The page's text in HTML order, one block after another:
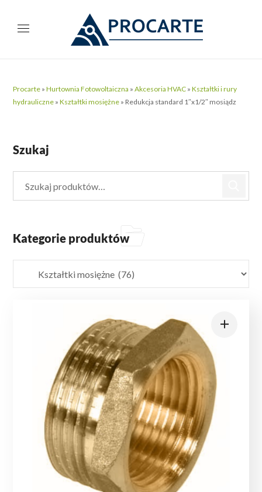
Procarte »Hurtownia Fotowoltaiczna »Akcesoria HVAC »Kształtki i rury
hydrauliczne »Kształtki mosiężne » Redukcja standard 1″x1/2″ mosiądz
Szukaj
Kategorie produktów